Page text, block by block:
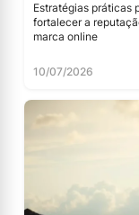
Estratégias práticas
fortalecer a
marca online
10/07/2026